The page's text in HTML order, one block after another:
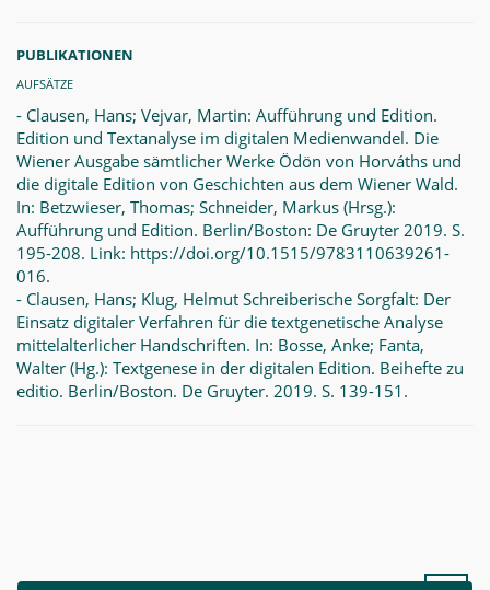
PUBLIKATIONEN
AUFSÄTZE
- Clausen, Hans; Vejvar, Martin: Aufführung und Edition.
Edition und Textanalyse im digitalen Medienwandel. Die
Wiener Ausgabe sämtlicher Werke Ödön von Horváths und
die digitale Edition von Geschichten aus dem Wiener Wald.
In: Betzwieser, Thomas; Schneider, Markus (Hrsg.):
Aufführung und Edition. Berlin/Boston: De Gruyter 2019. S.
195-208. Link: https://doi.org/10.1515/9783110639261-
016.
- Clausen, Hans; Klug, Helmut Schreiberische Sorgfalt: Der
Einsatz digitaler Verfahren für die textgenetische Analyse
mittelalterlicher Handschriften. In: Bosse, Anke; Fanta,
Walter (Hg.): Textgenese in der digitalen Edition. Beihefte zu
editio. Berlin/Boston. De Gruyter. 2019. S. 139-151.